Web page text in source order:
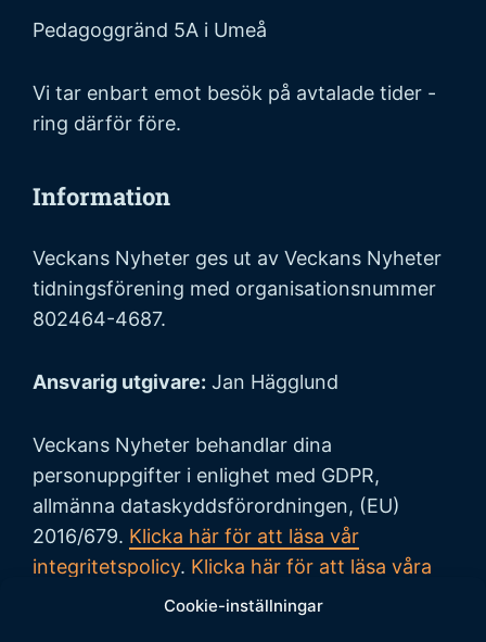
Cookie-inställningar
Pedagoggränd 5A i Umeå
Vi tar enbart emot besök på avtalade tider -
ring därför före.
Information
Veckans Nyheter ges ut av Veckans Nyheter
tidningsförening med organisationsnummer
802464-4687.
Ansvarig utgivare: Jan Hägglund
Veckans Nyheter behandlar dina
personuppgifter i enlighet med GDPR,
allmänna dataskyddsförordningen, (EU)
2016/679. Klicka här för att läsa vår
integritetspolicy. Klicka här för att läsa våra
allmänna villkor vid köp.